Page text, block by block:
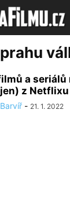
a seriálů
z Netflixu
- 21. 1. 2022